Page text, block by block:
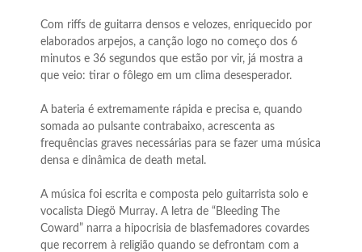
Com riffs de guitarra densos e velozes, enriquecido por
elaborados arpejos, a canção logo no começo dos 6
minutos e 36 segundos que estão por vir, já mostra a
que veio: tirar o fôlego em um clima desesperador.
A bateria é extremamente rápida e precisa e, quando
somada ao pulsante contrabaixo, acrescenta as
frequências graves necessárias para se fazer uma música
densa e dinâmica de death metal.
A música foi escrita e composta pelo guitarrista solo e
vocalista Diegö Murray. A letra de “Bleeding The
Coward” narra a hipocrisia de blasfemadores covardes
que recorrem à religião quando se defrontam com a